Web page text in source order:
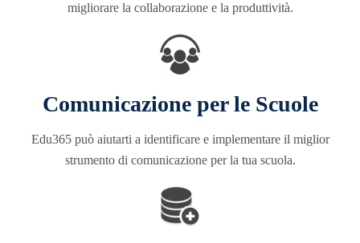
migliorare la collaborazione e la produttività.
Comunicazione per le Scuole
Edu365 può aiutarti a identificare e implementare il miglior
strumento di comunicazione per la tua scuola.